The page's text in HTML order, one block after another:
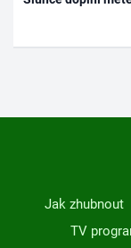
Jak zhubnout
TV